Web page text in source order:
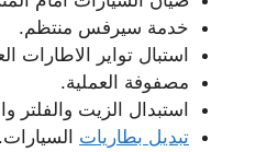
خدمة سيرفس منتظم.
استبال تواير الاطارات
مصفوفة العملية.
استبدال الزيت والفلتر
تبديل بطاريات السيارات.